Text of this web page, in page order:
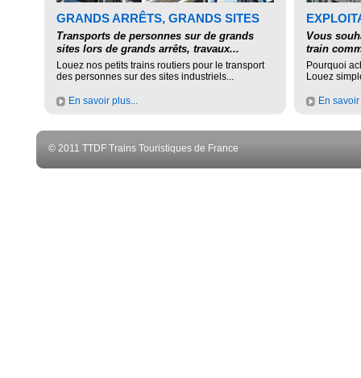
GRANDS ARRÊTS, GRANDS SITES
Transports de personnes sur de grands
sites lors de grands arrêts, travaux...
Louez nos petits trains routiers pour le transport
des personnes sur des sites industriels...
En savoir plus...
Vous
train
Pourquoi
Louez
En
© 2011 TTDF Trains Touristiques de France